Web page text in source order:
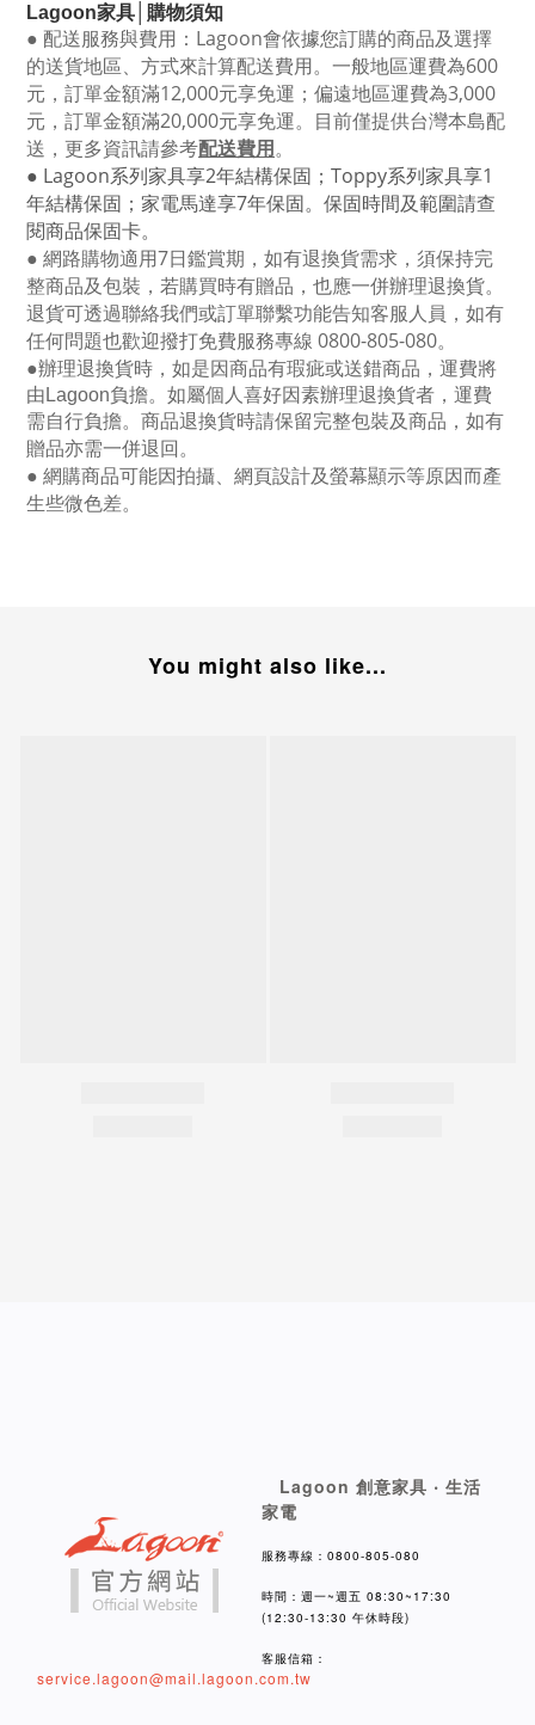
Lagoon家具│購物須知
● 配送服務與費用： Lagoon會依據您訂購的商品及選擇
的送貨地區、方式來計算配送費用。一般地區運費為600
元，訂單金額滿12,000元享免運；偏遠地區運費為3,000
元，訂單金額滿20,000元享免運。目前僅提供台灣本島配
送，更多資訊請參考配送費用。
● Lagoon系列家具享2年結構保固； Toppy系列家具享1
年結構保固；家電馬達享7年保固。保固時間及範圍請查
閱商品保固卡。
● 網路購物適用7日鑑賞期，如有退換貨需求，須保持完
整商品及包裝，若購買時有贈品，也應一併辦理退換貨。
退貨可透過聯絡我們或訂單聯繫功能告知客服人員，如有
任何問題也歡迎撥打免費服務專線 0800-805-080。
●辦理退換貨時，如是因商品有瑕疵或送錯商品，運費將
由Lagoon負擔。如屬個人喜好因素辦理退換貨者，運費
需自行負擔。商品退換貨時請保留完整包裝及商品，如有
贈品亦需一併退回。
● 網購商品可能因拍攝、網頁設計及螢幕顯示等原因而產
生些微色差。
You might also like...
Lagoon 創意家具 ‧ 生活
家電
服務專線：0800-805-080
時間：週一~週五 08:30~17:30
(12:30-13:30 午休時段)
客服信箱：
service.lagoon@mail.lagoon.com.tw